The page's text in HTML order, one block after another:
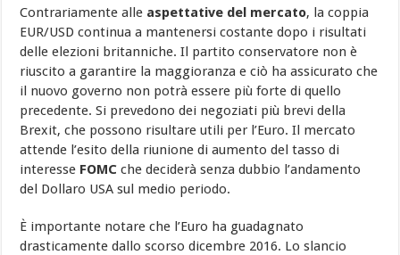
Contrariamente alle aspettative del mercato, la coppia
EUR/USD continua a mantenersi costante dopo i risultati
delle elezioni britanniche. Il partito conservatore non è
riuscito a garantire la maggioranza e ciò ha assicurato che
il nuovo governo non potrà essere più forte di quello
precedente. Si prevedono dei negoziati più brevi della
Brexit, che possono risultare utili per l’Euro. Il mercato
attende l’esito della riunione di aumento del tasso di
interesse FOMC che deciderà senza dubbio l’andamento
del Dollaro USA sul medio periodo.
È importante notare che l’Euro ha guadagnato
drasticamente dallo scorso dicembre 2016. Lo slancio